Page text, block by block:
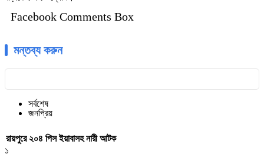
Facebook Comments Box
মন্তব্য করুন
সর্বশেষ
জনপ্রিয়
রায়পুরে ২০৪ পিস ইয়াবাসহ নারী আটক
১